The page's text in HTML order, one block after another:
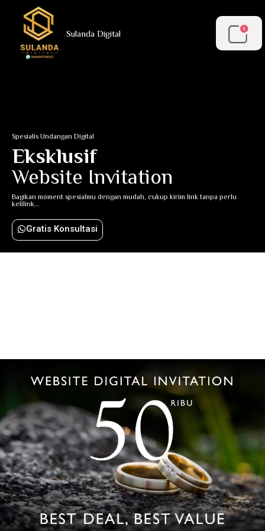
Sulanda Digital
Spesialis Undangan Digital
Eksklusif
Website Invitation
Bagikan moment spesialmu dengan mudah, cukup kirim link tanpa perlu
kelilink...
Gratis Konsultasi